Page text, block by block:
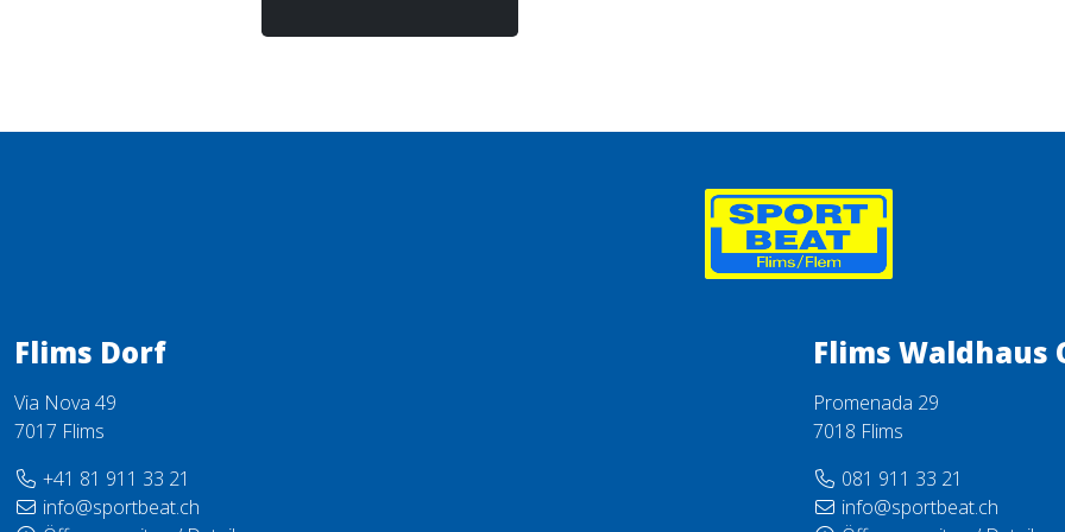
Flims Dorf
Via Nova 49
7017 Flims
+41 81 911 33 21
info@sportbeat.ch
Flims Waldhaus
Promenada 29
7018 Flims
081 911 33 21
info@sportbeat.ch